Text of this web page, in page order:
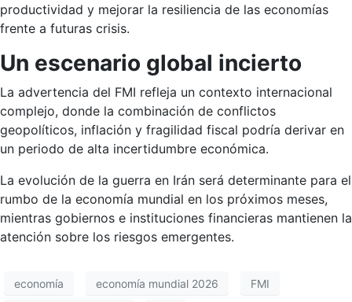
productividad y mejorar la resiliencia de las economías
frente a futuras crisis.
Un escenario global incierto
La advertencia del FMI refleja un contexto internacional
complejo, donde la combinación de conflictos
geopolíticos, inflación y fragilidad fiscal podría derivar en
un periodo de alta incertidumbre económica.
La evolución de la guerra en Irán será determinante para el
rumbo de la economía mundial en los próximos meses,
mientras gobiernos e instituciones financieras mantienen la
atención sobre los riesgos emergentes.
economía economía mundial 2026 FMI